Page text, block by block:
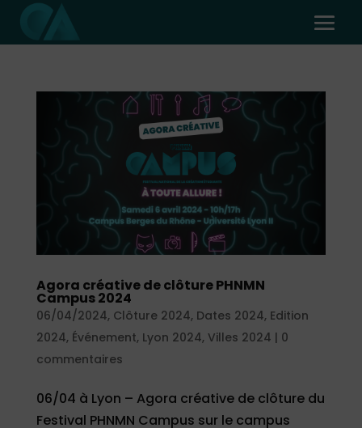
Agora créative de clôture PHNMN
Campus 2024
06/04/2024, Clôture 2024, Dates 2024, Edition
2024, Événement, Lyon 2024, Villes 2024 | 0
commentaires
06/04 à Lyon – Agora créative de clôture du
Festival PHNMN Campus sur le campus